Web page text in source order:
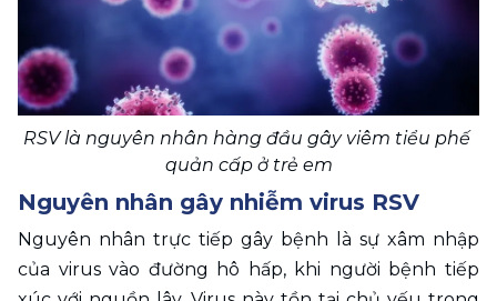
RSV là nguyên nhân hàng đầu gây viêm tiểu phế
quản cấp ở trẻ em
Nguyên nhân gây nhiễm virus RSV
Nguyên nhân trực tiếp gây bệnh là sự xâm nhập
của virus vào đường hô hấp, khi người bệnh tiếp